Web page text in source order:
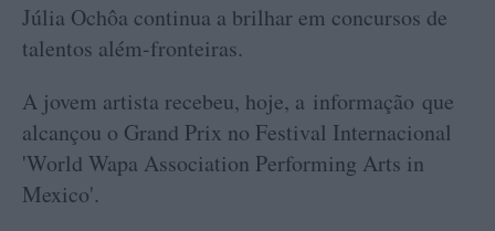
Júlia Ochôa continua a brilhar em concursos de
talentos além-fronteiras.
A jovem artista recebeu, hoje, a informação que
alcançou o Grand Prix no Festival Internacional
'World Wapa Association Performing Arts in
Mexico'.